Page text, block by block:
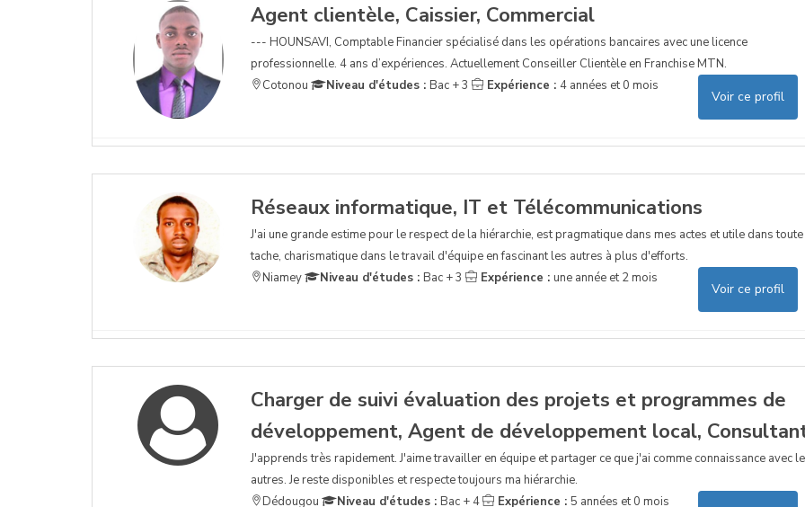
Agent clientèle, Caissier, Commercial
--- HOUNSAVI, Comptable Financier spécialisé dans les opérations bancaires avec une licence
professionnelle. 4 ans d’expériences. Actuellement Conseiller Clientèle en Franchise MTN.
Cotonou
Niveau d'études : Bac + 3 Expérience : 4 années et 0 mois
Voir ce profil
Réseaux informatique, IT et Télécommunications
J'ai une grande estime pour le respect de la hiérarchie, est pragmatique dans mes actes et utile dans toute
tache, charismatique dans le travail d'équipe en fascinant les autres à plus d'efforts.
Niamey
Niveau d'études : Bac + 3 Expérience : une année et 2 mois
Voir ce profil
Charger de suivi évaluation des projets et programmes de
développement, Agent de développement local,
J'apprends très rapidement. J'aime travailler en équipe et partager ce que j'ai comme connaissance avec
autres. Je reste disponibles et respecte toujours ma hiérarchie.
Dédougou
Niveau d'études : Bac + 4 Expérience : 5 années et 0 mois